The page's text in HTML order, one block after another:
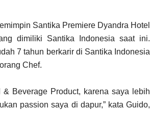
Santika Premiere Dyandra Hotel
dimiliki Santika Indonesia saat ini.
7 tahun berkarir di Santika Indonesia
Chef.
Beverage Product, karena saya lebih
passion saya di dapur,” kata Guido,